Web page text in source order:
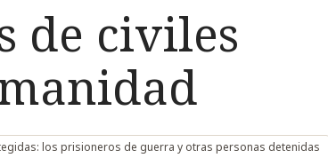
de civiles
los prisioneros de guerra y otras personas detenidas